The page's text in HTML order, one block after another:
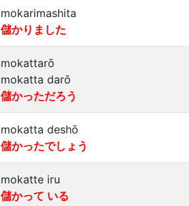
mokarimashita
儲かりました
mokattarō
mokatta darō
儲かっただろう
mokatta deshō
儲かったでしょう
mokatte iru
儲かって いる